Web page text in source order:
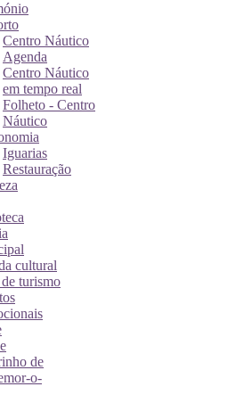
Centro Náutico
Agenda
Centro Náutico
em tempo real
Folheto - Centro
Náutico
Iguarias
Restauração
cultural
turismo
de
o-